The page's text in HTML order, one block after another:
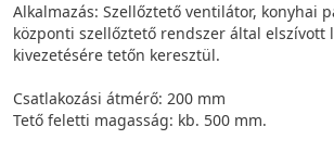
Alkalmazás: Szellőztető ventilátor, konyhai
központi szellőztető rendszer által elszívott
kivezetésére tetőn keresztül.
Csatlakozási átmérő: 200 mm
Tető feletti magasság: kb. 500 mm.